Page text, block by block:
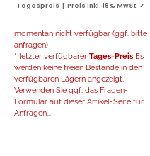
Tagespreis | Preis inkl. 19% MwSt. ✓
momentan nicht verfügbar (ggf. bitte
anfragen)
* letzter verfügbarer Tages-Preis Es
werden keine freien Bestände in den
verfügbaren Lägern angezeigt.
Verwenden Sie ggf. das Fragen-
Formular auf dieser Artikel-Seite für
Anfragen...